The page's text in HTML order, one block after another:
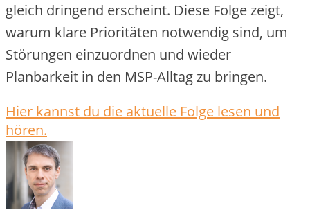
gleich dringend erscheint. Diese Folge zeigt,
warum klare Prioritäten notwendig sind, um
Störungen einzuordnen und wieder
Planbarkeit in den MSP-Alltag zu bringen.
Hier kannst du die aktuelle Folge lesen und
hören.